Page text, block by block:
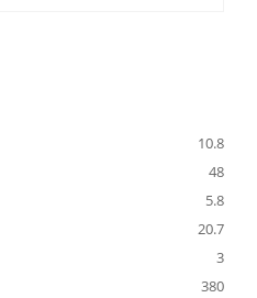
10.8
48
5.8
20.7
3
380